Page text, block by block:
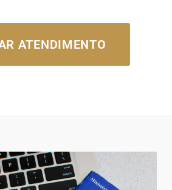
ATENDIMENTO